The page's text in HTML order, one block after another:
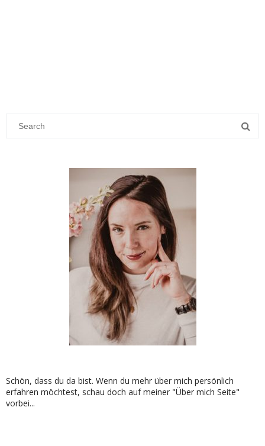
Schön, dass du da bist. Wenn du mehr über mich persönlich
erfahren möchtest, schau doch auf meiner "Über mich Seite"
vorbei...